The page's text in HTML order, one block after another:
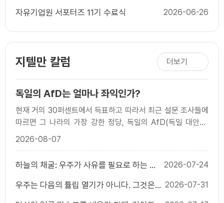
자유기업원 서포터즈 11기 수료식 2026-06-26
지텔만 칼럼 더보기
독일의 AfD는 얼마나 좌익인가?
현재 거의 30퍼센트에서 득표하고 따라서 최근 설문 조사들에
따르면 그 나라의 가장 강한 정당, 독일의 AfD(독일 대안당;
Alternative for Germany)는 두 공동 의장 알..
2026-08-07
하늘의 채굴: 우주가 사유를 필요로 하는 이
2026-07-24
우주는 다음의 튤립 열기가 아니다. 그것은
2026-07-31